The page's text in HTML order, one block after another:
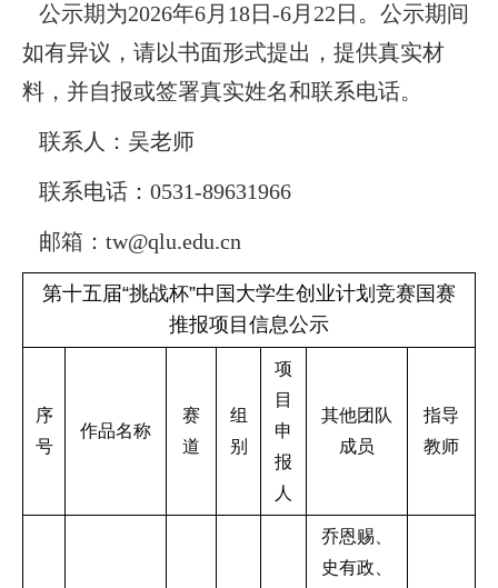
公示期为2026年6月18日-6月22日。公示期间
如有异议，请以书面形式提出，提供真实材
料，并自报或签署真实姓名和联系电话。
联系人：吴老师
联系电话：0531-89631966
邮箱：tw@qlu.edu.cn
第十五届“挑战杯”中国大学生创业计划竞赛国赛
推报项目信息公示
序
号
作品名称
赛
道
组
别
项
目
申
报
人
其他团队
成员
指导
教师
乔恩赐、
史有政、